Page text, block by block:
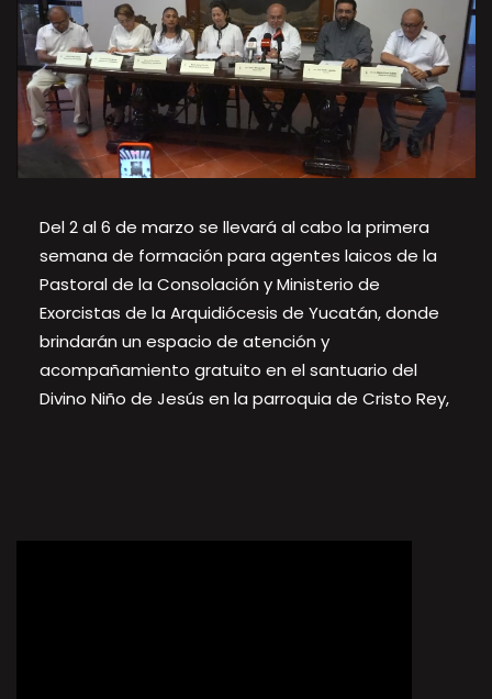
Del 2 al 6 de marzo se llevará al cabo la primera
semana de formación para agentes laicos de la
Pastoral de la Consolación y Ministerio de
Exorcistas de la Arquidiócesis de Yucatán, donde
brindarán un espacio de atención y
acompañamiento gratuito en el santuario del
Divino Niño de Jesús en la parroquia de Cristo Rey,